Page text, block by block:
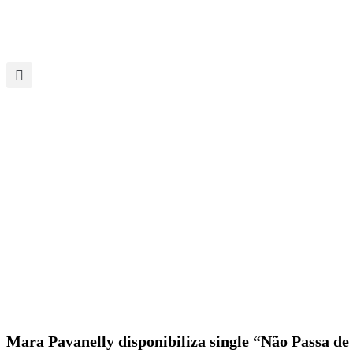
Mara Pavanelly disponibiliza single “Não Passa de